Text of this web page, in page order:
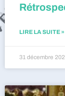
LIRE LA SUITE »
31 décembre